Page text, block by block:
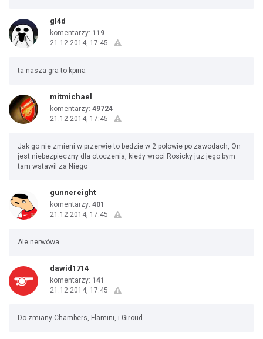
gl4d
komentarzy: 119
21.12.2014, 17:45
ta nasza gra to kpina
mitmichael
komentarzy: 49724
21.12.2014, 17:45
Jak go nie zmieni w przerwie to bedzie w 2 połowie po zawodach, On
jest niebezpieczny dla otoczenia, kiedy wroci Rosicky juz jego bym
tam wstawil za Niego
gunnereight
komentarzy: 401
21.12.2014, 17:45
Ale nerwówa
dawid1714
komentarzy: 141
21.12.2014, 17:45
Do zmiany Chambers, Flamini, i Giroud.